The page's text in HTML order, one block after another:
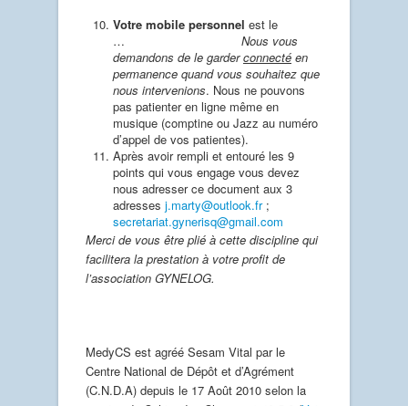
Votre mobile personnel est le
… Nous vous
demandons de le garderconnecté en
permanence quand vous souhaitez que
nous intervenions. Nous ne pouvons
pas patienter en ligne même en
musique (comptine ou Jazz au numéro
d’appel de vos patientes).
Après avoir rempli et entouré les 9
points qui vous engage vous devez
nous adresser ce document aux 3
adresses j.marty@outlook.fr;
secretariat.gynerisq@gmail.com
Merci de vous être plié à cette discipline qui
facilitera la prestation à votre profit de
l’association GYNELOG.
MedyCS est agréé Sesam Vital par le
Centre National de Dépôt et d’Agrément
(C.N.D.A) depuis le 17 Août 2010 selon la